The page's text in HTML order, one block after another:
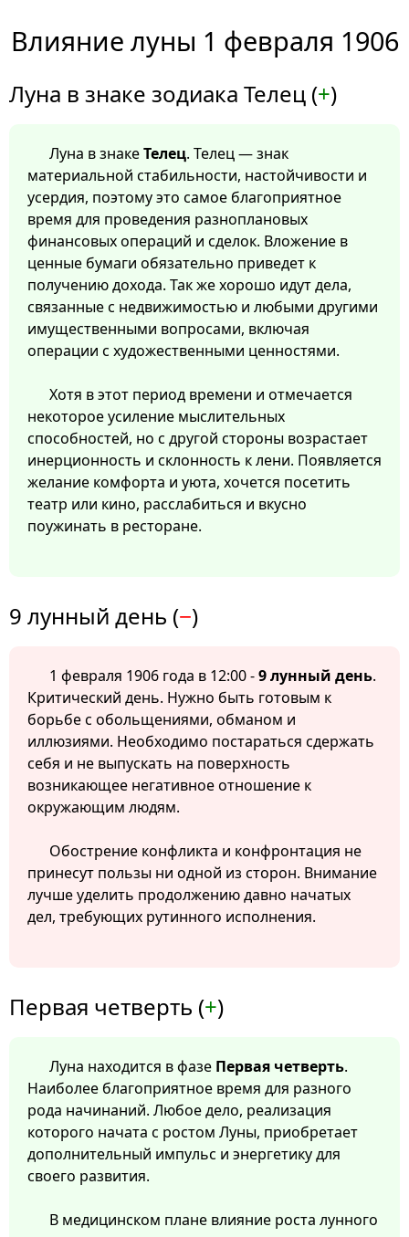
Влияние луны 1 февраля 1906
Луна в знаке зодиака Телец (+)
Луна в знакеТелец. Телец — знак
материальной стабильности, настойчивости и
усердия, поэтому это самое благоприятное
время для проведения разноплановых
финансовых операций и сделок. Вложение в
ценные бумаги обязательно приведет к
получению дохода. Так же хорошо идут дела,
связанные с недвижимостью и любыми другими
имущественными вопросами, включая
операции с художественными ценностями.
Хотя в этот период времени и отмечается
некоторое усиление мыслительных
способностей, но с другой стороны возрастает
инерционность и склонность к лени. Появляется
желание комфорта и уюта, хочется посетить
театр или кино, расслабиться и вкусно
поужинать в ресторане.
9 лунный день (−)
1 февраля 1906 года в 12:00 -9 лунный день.
Критический день. Нужно быть готовым к
борьбе с обольщениями, обманом и
иллюзиями. Необходимо постараться сдержать
себя и не выпускать на поверхность
возникающее негативное отношение к
окружающим людям.
Обострение конфликта и конфронтация не
принесут пользы ни одной из сторон. Внимание
лучше уделить продолжению давно начатых
дел, требующих рутинного исполнения.
Первая четверть (+)
Луна находится в фазе Первая четверть.
Наиболее благоприятное время для разного
рода начинаний. Любое дело, реализация
которого начата с ростом Луны, приобретает
дополнительный импульс и энергетику для
своего развития.
В медицинском плане влияние роста лунного